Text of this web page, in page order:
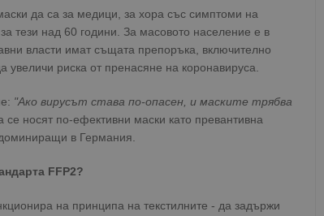
да са за медици, за хора със симптоми на
тези над 60 години. За масовото население е в
власти имат същата препоръка, включително
риска от пренасяне на коронавируса.
"Ако вирусът става по-опасен, и маските трябва
носят по-ефективни маски като превантивна
в Германия.
FFP2?
на принципа на текстилните - да задържи